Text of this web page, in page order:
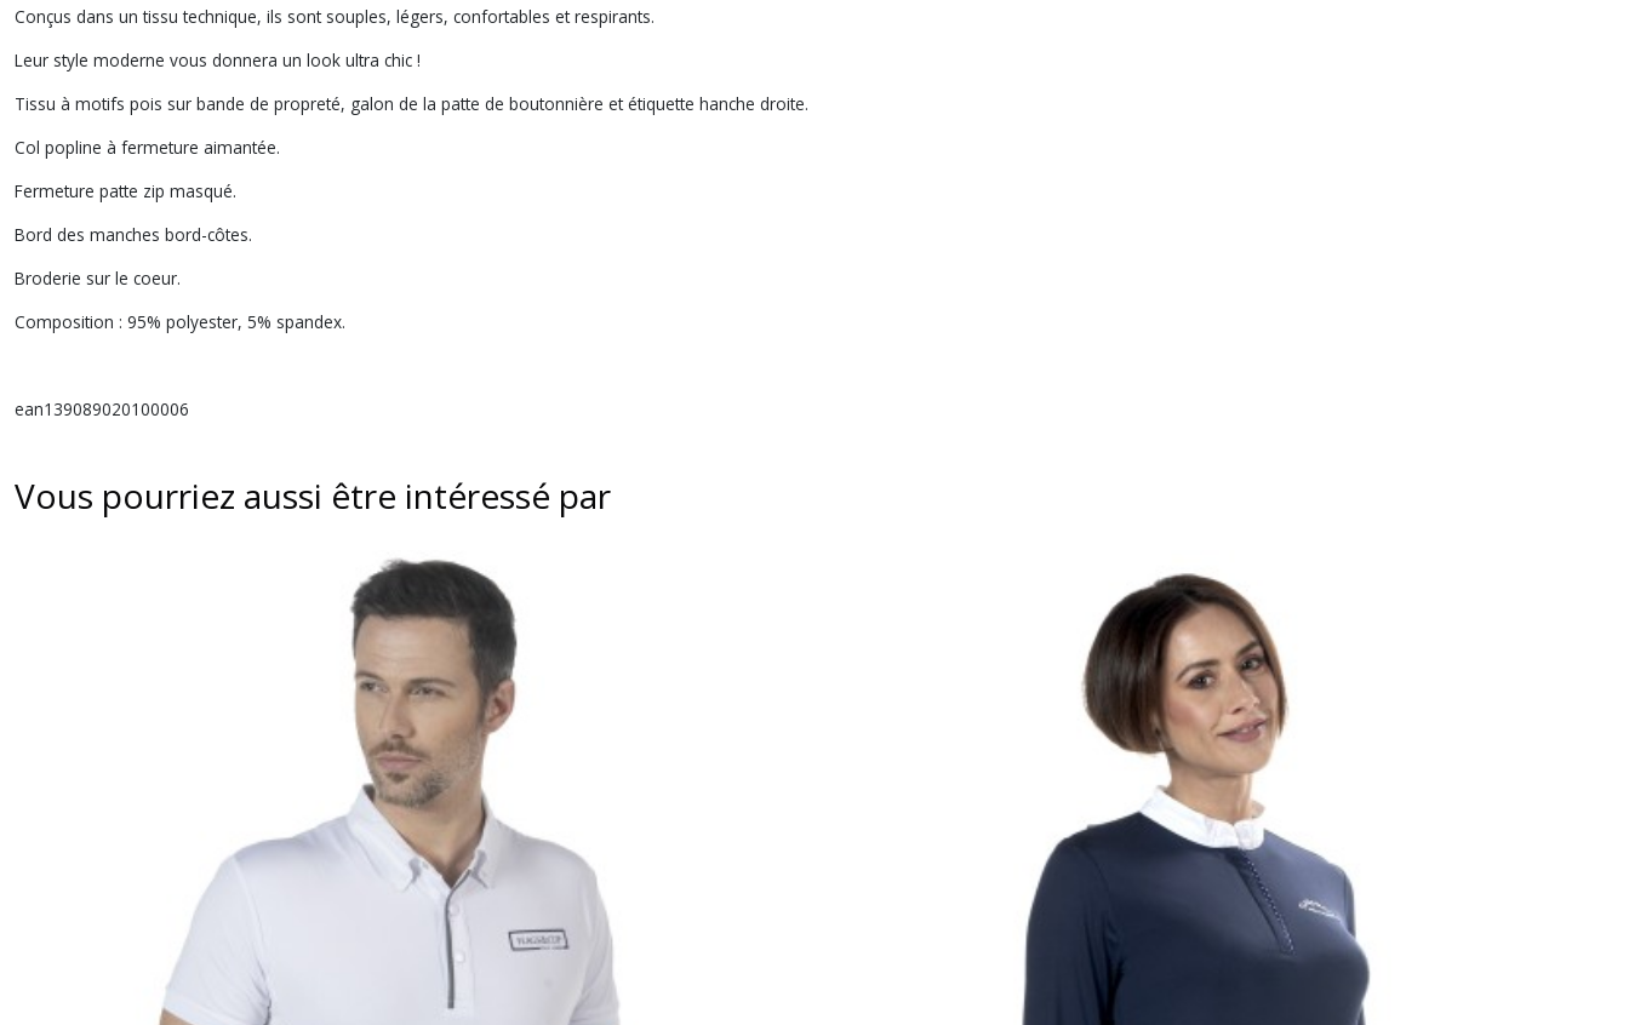
Conçus dans un tissu technique, ils sont souples, légers, confortables et respirants.
Leur style moderne vous donnera un look ultra chic !
Tissu à motifs pois sur bande de propreté, galon de la patte de boutonnière et étiquette hanche droite.
Col popline à fermeture aimantée.
Fermeture patte zip masqué.
Bord des manches bord-côtes.
Broderie sur le coeur.
Composition : 95% polyester, 5% spandex.
ean139089020100006
Vous pourriez aussi être intéressé par